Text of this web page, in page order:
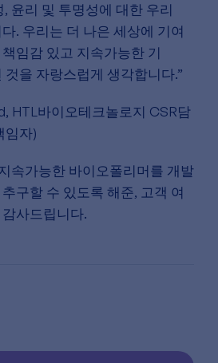
, 윤리 및 투명성에 대한 우리
. 우리는 더 나은 세상에 기여
책임감 있고 지속가능한 기
것을 자랑스럽게 생각합니다.”
HTL바이오테크놀로지 CSR담
임자)
속가능한 바이오폴리머를 개발
추구할 수 있도록 해준, 고객 여
감사드립니다.